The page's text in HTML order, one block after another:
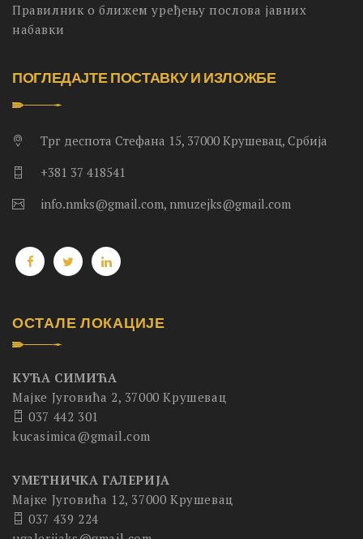
Правилник о ближем уређењу послова јавних
набавки
ПОГЛЕДАЈТЕ ПОСТАВКУ И ИЗЛОЖБЕ
Трг деспота Стефана 15, 37000 Крушевац, Србија
+381 37 418541
info.nmks@gmail.com, nmuzejks@gmail.com
ОСТАЛЕ ЛОКАЦИЈЕ
КУЋА СИМИЋА
Мајке Југовића 2, 37000 Крушевац
037 442 301
kucasimica@gmail.com
УМЕТНИЧКА ГАЛЕРИЈА
Мајке Југовића 12, 37000 Крушевац
037 439 224